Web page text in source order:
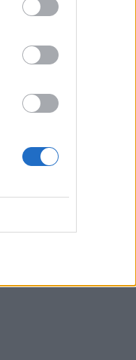
Dents et cœur : la nouvelle
1k views